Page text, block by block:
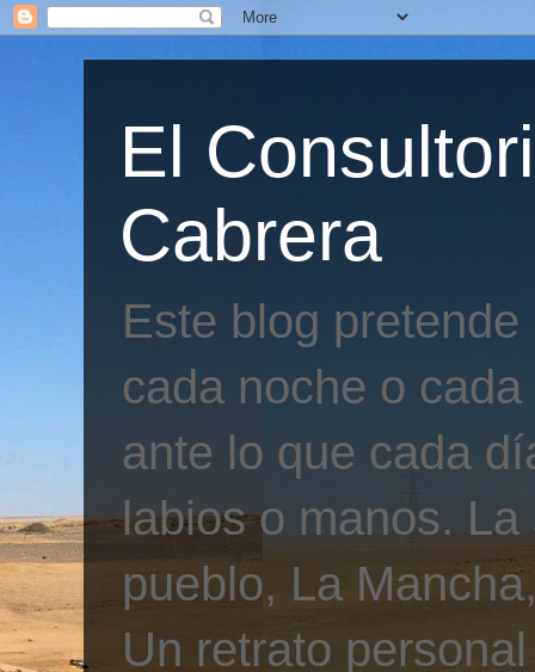
El
Cabrera
Este blog
cada noche o
ante lo que cada
labios o manos.
pueblo, La
Un retrato